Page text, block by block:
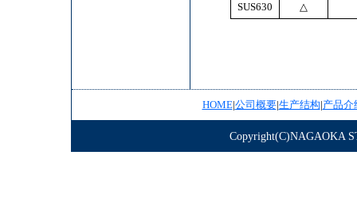
SUS630 △
HOME|公司概要|生产结构|产品介
Copyright(C)NAGAOKA